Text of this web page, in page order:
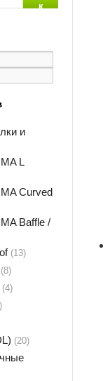
к
и
L
Curved
Baffle /
(13)
(8)
(4)
(20)